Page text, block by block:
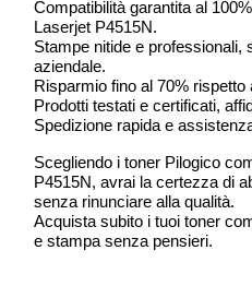
Compatibilità garantita al
Laserjet P4515N.
Stampe nitide e professionali,
aziendale.
Risparmio fino al 70% rispetto
Prodotti testati e certificati,
Spedizione rapida e
Scegliendo i toner Pilogico
P4515N, avrai la certezza di
senza rinunciare alla qualità.
Acquista subito i tuoi toner
e stampa senza pensieri.